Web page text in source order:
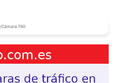
/Cámara 760